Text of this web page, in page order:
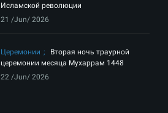
Исламской революции
21 /Jun/ 2026
Церемонии
Вторая ночь траурной
церемонии месяца Мухаррам 1448
22 /Jun/ 2026